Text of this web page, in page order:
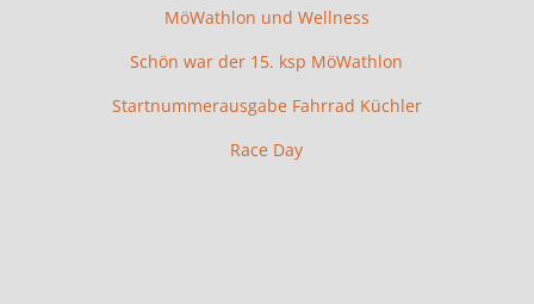
MöWathlon und Wellness
Schön war der 15. ksp MöWathlon
Startnummerausgabe Fahrrad Küchler
Race Day